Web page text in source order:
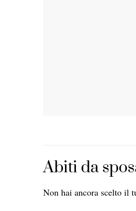
Abiti da
Non hai ancora scelto il